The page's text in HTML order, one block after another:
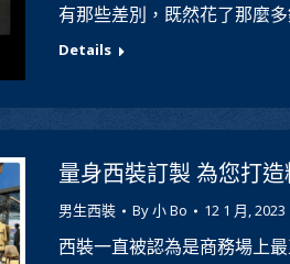
有那些差別，既然花了那麼
Details
量身西裝訂製 為您打
男生西裝 By小 Bo 12 1 月, 2023
西裝一直被認為是商務場上